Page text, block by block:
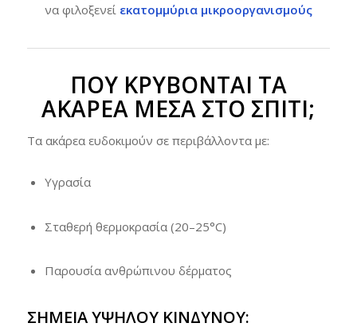
να φιλοξενεί εκατομμύρια μικροοργανισμούς
ΠΟΎ ΚΡΎΒΟΝΤΑΙ ΤΑ
ΑΚΆΡΕΑ ΜΈΣΑ ΣΤΟ ΣΠΊΤΙ;
Τα ακάρεα ευδοκιμούν σε περιβάλλοντα με:
Υγρασία
Σταθερή θερμοκρασία (20–25°C)
Παρουσία ανθρώπινου δέρματος
ΣΗΜΕΊΑ ΥΨΗΛΟΎ ΚΙΝΔΎΝΟΥ: